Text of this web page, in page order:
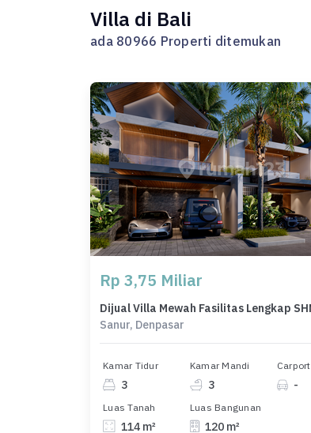
Villa di Bali
ada 80966 Properti ditemukan
Rp 3,75 Miliar
Sanur, Denpasar
Kamar Tidur
3
Kamar Mandi
3
Carport
-
Luas Tanah
114 m²
Luas Bangunan
120 m²